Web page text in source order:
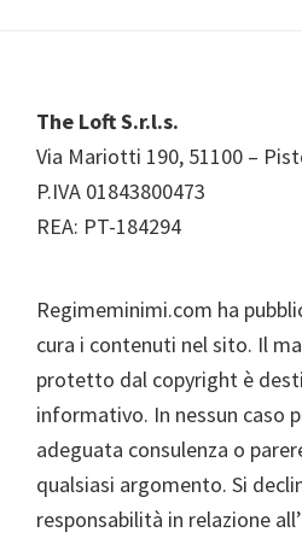
Footer
The Loft S.r.l.s.
Via Mariotti 190, 51100 –
P.IVA 01843800473
REA: PT-184294
Regimeminimi.com ha
cura i contenuti nel sito. Il
protetto dal copyright è
informativo. In nessun caso
adeguata consulenza o
qualsiasi argomento. Si
responsabilità in relazione